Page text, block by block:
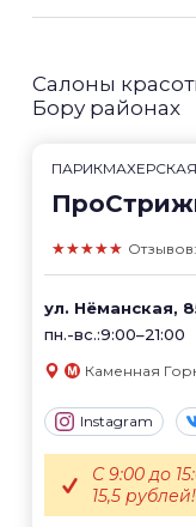
Салоны
Бору районах
ПАРИКМАХЕРСКАЯ
★★★★★ Отзывов:
ул. Нёманская,
пн.-вс.:9:00–21:00
Каменная
Instagram
С 9:00 до
15,5 рублей!